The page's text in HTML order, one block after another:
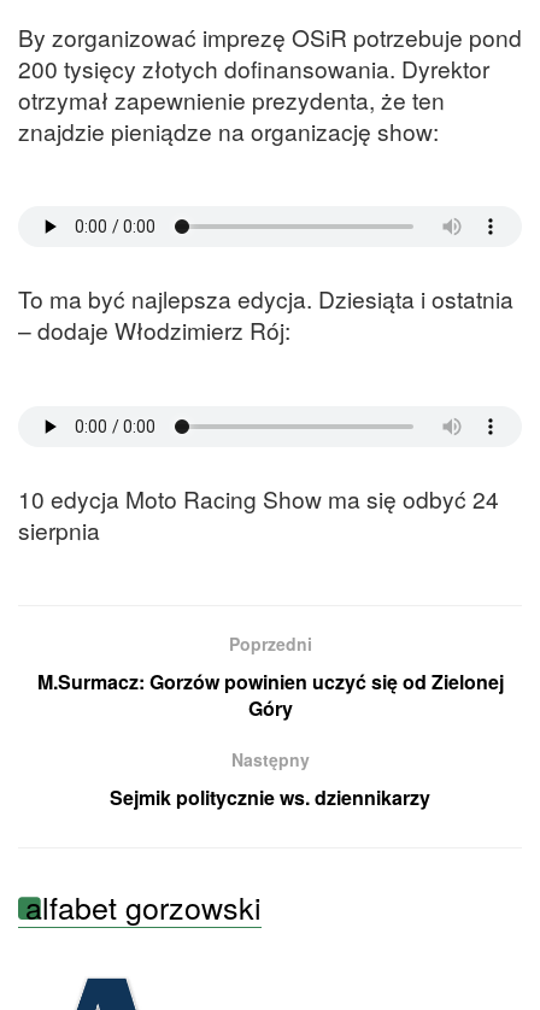
By zorganizować imprezę OSiR potrzebuje pond
200 tysięcy złotych dofinansowania. Dyrektor
otrzymał zapewnienie prezydenta, że ten
znajdzie pieniądze na organizację show:
To ma być najlepsza edycja. Dziesiąta i ostatnia
– dodaje Włodzimierz Rój:
10 edycja Moto Racing Show ma się odbyć 24
sierpnia
Poprzedni
M.Surmacz: Gorzów powinien uczyć się od Zielonej
Góry
Następny
Sejmik politycznie ws. dziennikarzy
alfabet gorzowski